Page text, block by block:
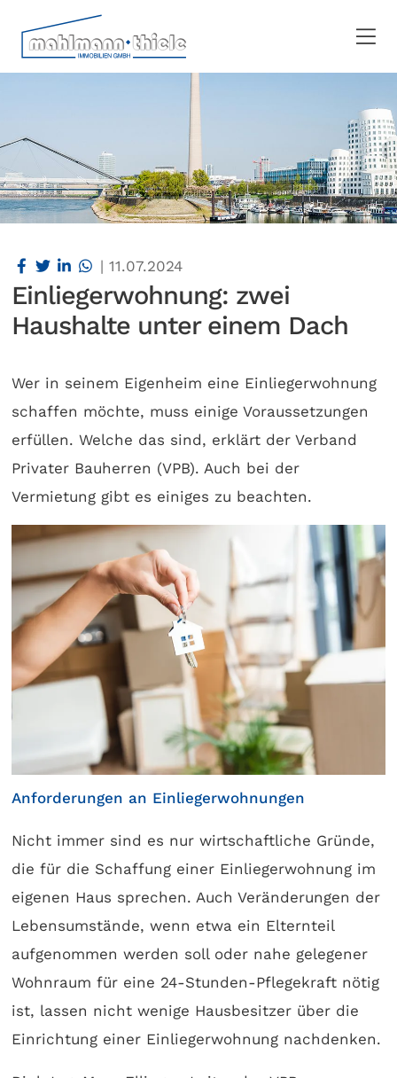
|11.07.2024
Einliegerwohnung: zwei
Haushalte unter einem Dach
Wer in seinem Eigenheim eine Einliegerwohnung
schaffen möchte, muss einige Voraussetzungen
erfüllen. Welche das sind, erklärt der Verband
Privater Bauherren (VPB). Auch bei der
Vermietung gibt es einiges zu beachten.
Anforderungen an Einliegerwohnungen
Nicht immer sind es nur wirtschaftliche Gründe,
die für die Schaffung einer Einliegerwohnung im
eigenen Haus sprechen. Auch Veränderungen der
Lebensumstände, wenn etwa ein Elternteil
aufgenommen werden soll oder nahe gelegener
Wohnraum für eine 24-Stunden-Pflegekraft nötig
ist, lassen nicht wenige Hausbesitzer über die
Einrichtung einer Einliegerwohnung nachdenken.